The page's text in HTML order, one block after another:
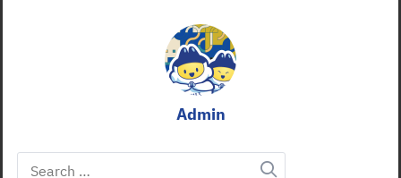
Admin
Search